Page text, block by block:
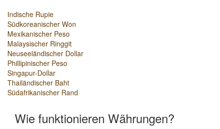
Indische Rupie
Südkoreanischer Won
Mexikanischer Peso
Malaysischer Ringgit
Neuseeländischer Dollar
Phillipinischer Peso
Singapur-Dollar
Thailändischer Baht
Südafrikanischer Rand
Wie funktionieren Währungen?